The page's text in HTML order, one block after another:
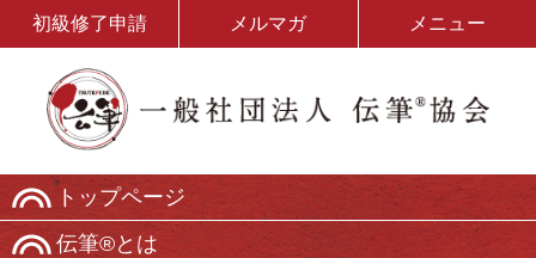
初級修了申請 メルマガ メニュー
トップページ
伝筆®とは